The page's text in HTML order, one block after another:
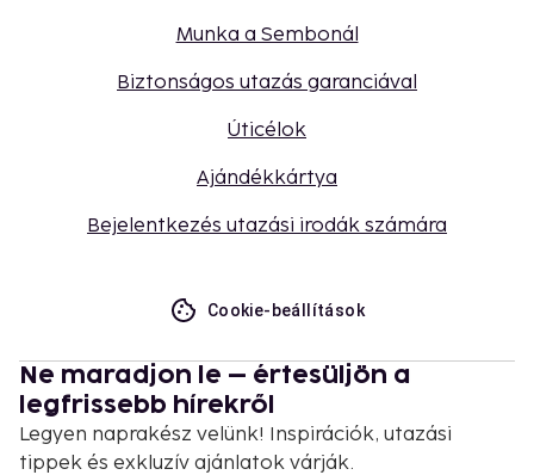
Munka a Sembonál
Biztonságos utazás garanciával
Úticélok
Ajándékkártya
Bejelentkezés utazási irodák számára
Cookie-beállítások
Ne maradjon le – értesüljön a
legfrissebb hírekről
Legyen naprakész velünk! Inspirációk, utazási
tippek és exkluzív ajánlatok várják.